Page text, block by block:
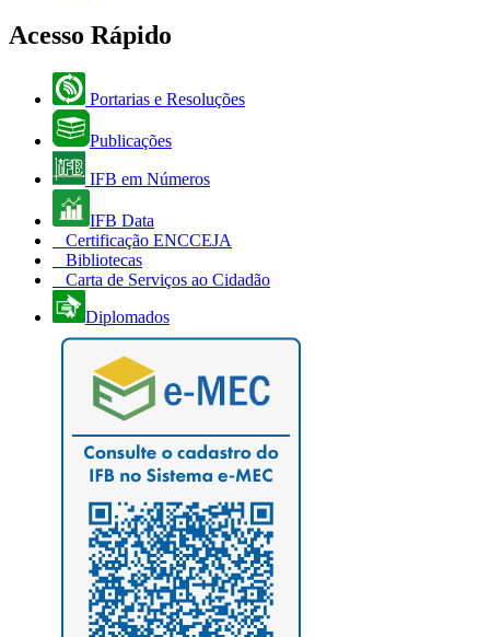
Acesso Rápido
Portarias e Resoluções
Publicações
IFB em Números
IFB Data
Certificação ENCCEJA
Bibliotecas
Carta de Serviços ao Cidadão
Diplomados